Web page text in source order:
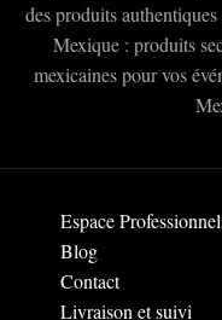
des produits
Mexique : produits
mexicaines pour vos
Espace
Blog
Contact
Livraison et suivi